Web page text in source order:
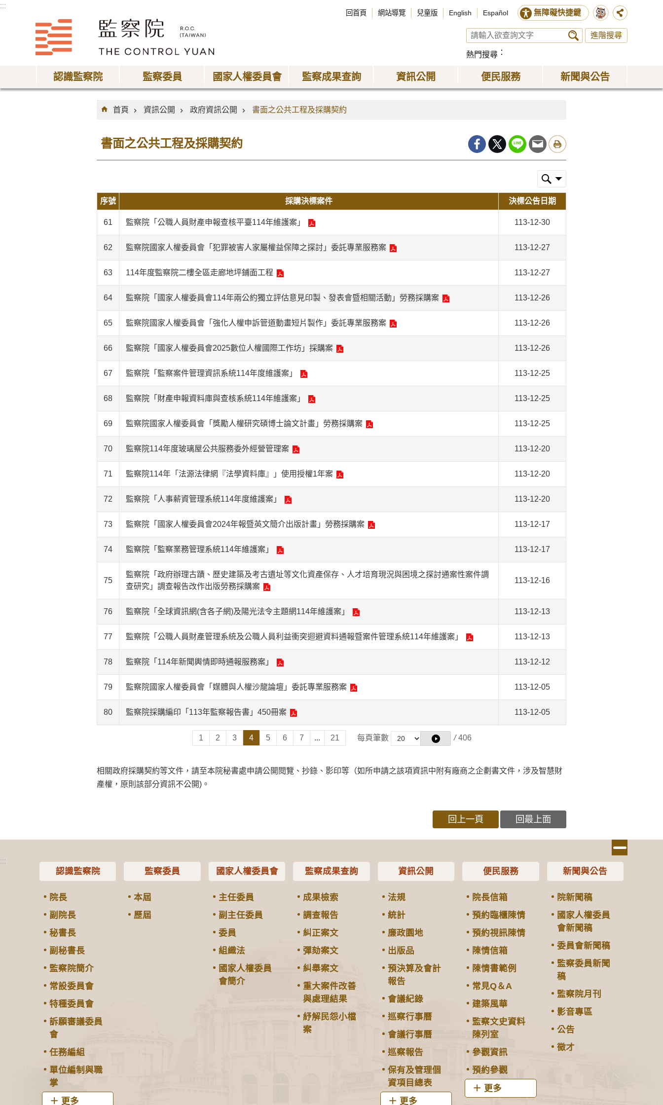
:::
回首頁 網站導覽 兒童版 English Español 無障礙快捷鍵
進階搜尋
熱門搜尋
認識監察院 監察委員 國家人權委員會 監察成果查詢 資訊公開 便民服務 新聞與公告
:::
首頁
資訊公開 政府資訊公開 書面之公共工程及採購契約
書面之公共工程及採購契約
序號 採購決標案件 決標公告日期
61 監察院「公職人員財產申報查核平臺114年維護案」 113-12-30
62 監察院國家人權委員會「犯罪被害人家屬權益保障之探討」委託專業服務案 113-12-27
63 114年度監察院二樓全區走廊地坪鋪面工程 113-12-27
64 監察院「國家人權委員會114年兩公約獨立評估意見印製、發表會暨相關活動」勞務採購案 113-12-26
65 監察院國家人權委員會「強化人權申訴管道動畫短片製作」委託專業服務案 113-12-26
66 監察院「國家人權委員會2025數位人權國際工作坊」採購案 113-12-26
67 監察院「監察案件管理資訊系統114年度維護案」 113-12-25
68 監察院「財產申報資料庫與查核系統114年維護案」 113-12-25
69 監察院國家人權委員會「獎勵人權研究碩博士論文計畫」勞務採購案 113-12-25
70 監察院114年度玻璃屋公共服務委外經營管理案 113-12-20
71 監察院114年「法源法律網『法學資料庫』」使用授權1年案 113-12-20
72 監察院「人事薪資管理系統114年度維護案」 113-12-20
73 監察院「國家人權委員會2024年報暨英文簡介出版計畫」勞務採購案 113-12-17
74 監察院「監察業務管理系統114年維護案」 113-12-17
75
監察院「政府辦理古蹟、歷史建築及考古遺址等文化資產保存、人才培育現況與困境之探討通案性案件調
查研究」調查報告改作出版勞務採購案
113-12-16
76 監察院「全球資訊網(含各子網)及陽光法令主題網114年維護案」 113-12-13
77 監察院「公職人員財產管理系統及公職人員利益衝突迴避資料通報暨案件管理系統114年維護案」 113-12-13
78 監察院「114年新聞輿情即時通報服務案」 113-12-12
79 監察院國家人權委員會「媒體與人權沙龍論壇」委託專業服務案 113-12-05
80 監察院採購編印「113年監察報告書」450冊案 113-12-05
1 2 3 4 5 6 7 ... 21 每頁筆數 / 406
相關政府採購契約等文件，請至本院秘書處申請公開閱覽、抄錄、影印等（如所申請之該項資訊中附有廠商之企劃書文件，涉及智慧財
產權，原則該部分資訊不公開)。
回上一頁 回最上面
:::
認識監察院
院長
副院長
秘書長
副秘書長
監察院簡介
常設委員會
特種委員會
訴願審議委員
會
任務編組
單位編制與職
掌
更多
監察委員
本屆
歷屆
國家人權委員會
主任委員
副主任委員
委員
組織法
國家人權委員
會簡介
監察成果查詢
成果檢索
調查報告
糾正案文
彈劾案文
糾舉案文
重大案件改善
與處理結果
紓解民怨小檔
案
資訊公開
法規
統計
廉政園地
出版品
預決算及會計
報告
會議紀錄
巡察行事曆
會議行事曆
巡察報告
保有及管理個
資項目總表
更多
便民服務
院長信箱
預約臨櫃陳情
預約視訊陳情
陳情信箱
陳情書範例
常見Q＆A
建築風華
監察文史資料
陳列室
參觀資訊
預約參觀
更多
新聞與公告
院新聞稿
國家人權委員
會新聞稿
委員會新聞稿
監察委員新聞
稿
監察院月刊
影音專區
公告
徵才